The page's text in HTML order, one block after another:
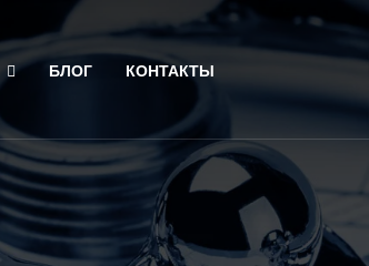
БЛОГ КОНТАКТЫ